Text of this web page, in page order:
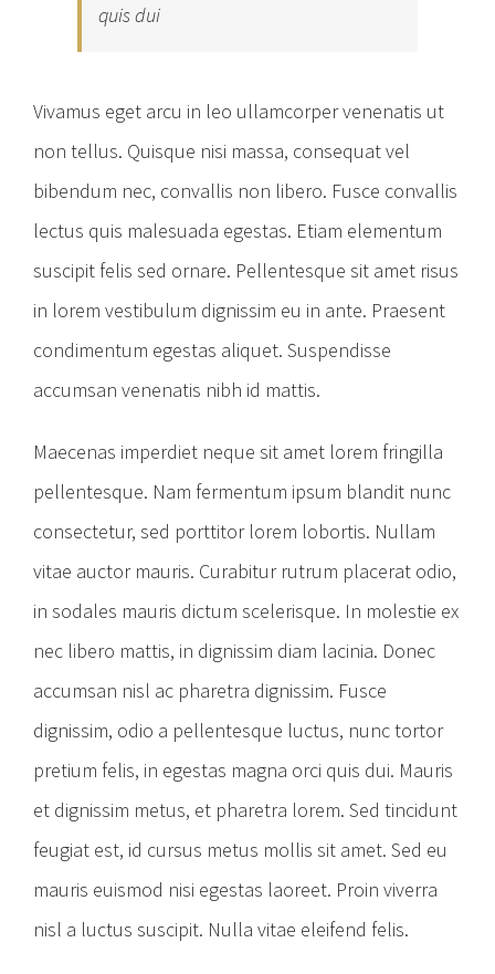
quis dui
Vivamus eget arcu in leo ullamcorper venenatis ut
non tellus. Quisque nisi massa, consequat vel
bibendum nec, convallis non libero. Fusce convallis
lectus quis malesuada egestas. Etiam elementum
suscipit felis sed ornare. Pellentesque sit amet risus
in lorem vestibulum dignissim eu in ante. Praesent
condimentum egestas aliquet. Suspendisse
accumsan venenatis nibh id mattis.
Maecenas imperdiet neque sit amet lorem fringilla
pellentesque. Nam fermentum ipsum blandit nunc
consectetur, sed porttitor lorem lobortis. Nullam
vitae auctor mauris. Curabitur rutrum placerat odio,
in sodales mauris dictum scelerisque. In molestie ex
nec libero mattis, in dignissim diam lacinia. Donec
accumsan nisl ac pharetra dignissim. Fusce
dignissim, odio a pellentesque luctus, nunc tortor
pretium felis, in egestas magna orci quis dui. Mauris
et dignissim metus, et pharetra lorem. Sed tincidunt
feugiat est, id cursus metus mollis sit amet. Sed eu
mauris euismod nisi egestas laoreet. Proin viverra
nisl a luctus suscipit. Nulla vitae eleifend felis.